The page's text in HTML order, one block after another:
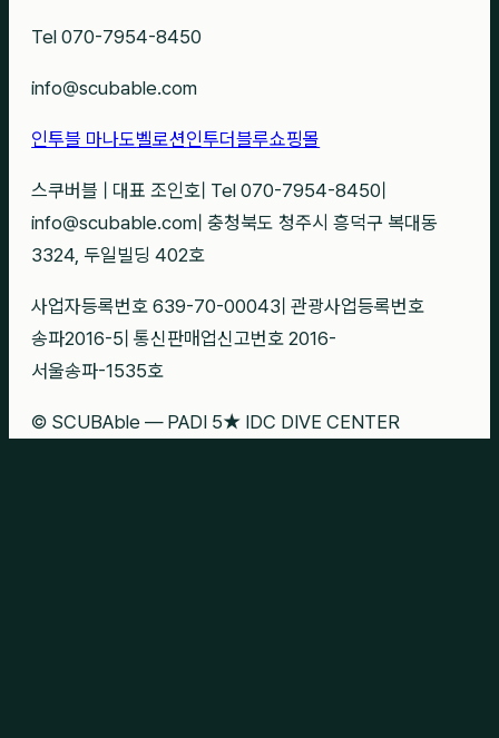
Tel 070-7954-8450
info@scubable.com
인투블 마나도벨로션인투더블루쇼핑몰
스쿠버블 대표 조인호 Tel 070-7954-8450
info@scubable.com 충청북도 청주시 흥덕구 복대동
3324, 두일빌딩 402호
사업자등록번호 639-70-00043 관광사업등록번호
송파2016-5 통신판매업신고번호 2016-
서울송파-1535호
© SCUBAble — PADI 5★ IDC DIVE CENTER